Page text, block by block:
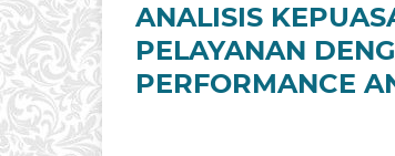
ANALISIS
PELAYANAN
PERFORMANCE